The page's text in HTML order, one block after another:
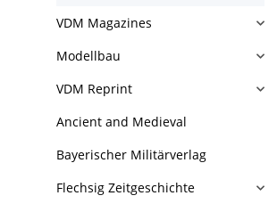
VDM Magazines
Modellbau
VDM Reprint
Ancient and Medieval
Bayerischer Militärverlag
Flechsig Zeitgeschichte